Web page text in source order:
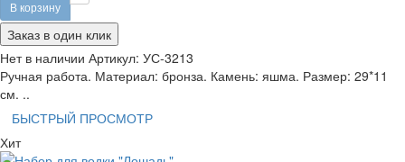
В корзину
Заказ в один клик
Нет в наличии Артикул: УС-3213
Ручная работа. Материал: бронза. Камень: яшма. Размер: 29*11
см. ..
БЫСТРЫЙ ПРОСМОТР
Хит